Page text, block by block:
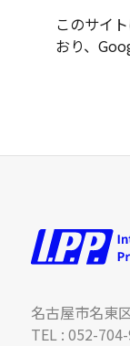
このサイ
おり、
名古屋市名東
TEL : 052-